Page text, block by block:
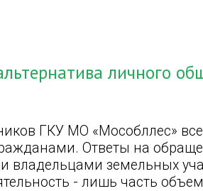
личного
ГКУ МО «Мособллес»
Ответы на
владельцами земельных
- лишь часть